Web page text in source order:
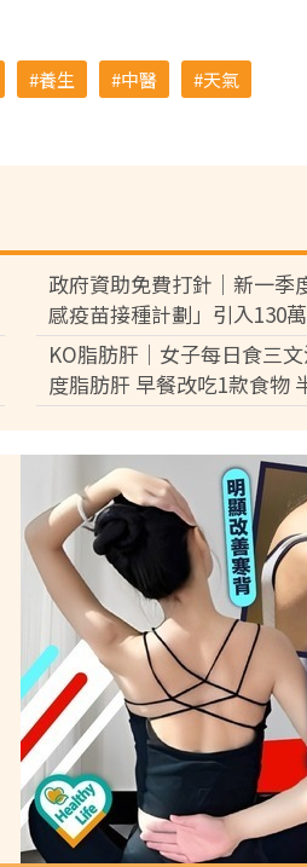
養生 中醫 天氣
政府資助免費打針｜新一季
感疫苗接種計劃」引入130
苗 8類人可優先接種 科興疫
月底先到港【附4條件免費
KO脂肪肝｜女子每日食三
度脂肪肝 早餐改吃1款食物
減15磅逆轉脂肪肝